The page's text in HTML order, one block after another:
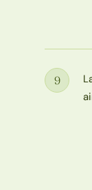
Étape
9